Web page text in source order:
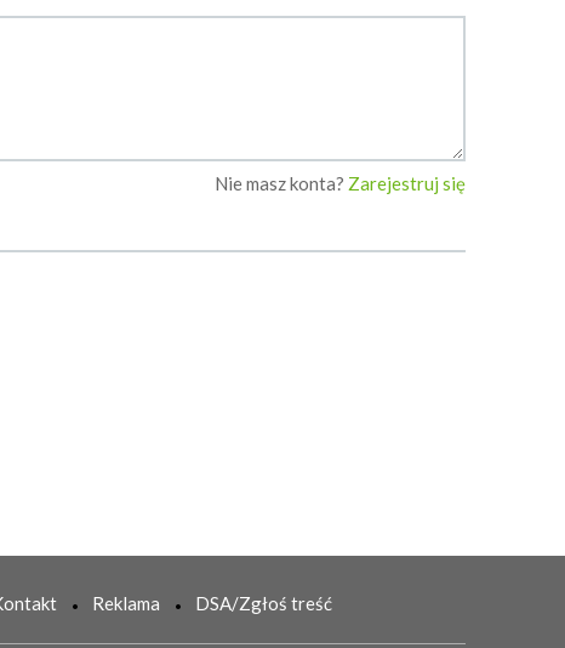
Nie masz konta? Zarejestruj się
Reklama DSA/Zgłoś treść